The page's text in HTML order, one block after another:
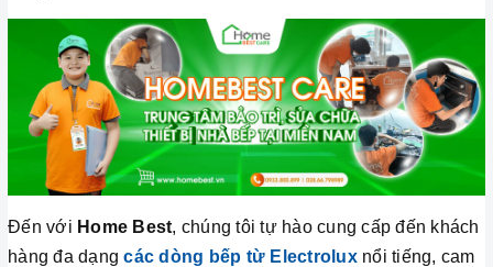
Đến với Home Best, chúng tôi tự hào cung cấp đến khách
hàng đa dạngcác dòng bếp từ Electroluxnổi tiếng, cam